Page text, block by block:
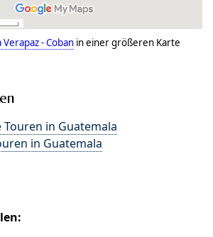
- Coban in einer größeren Karte
in Guatemala
in Guatemala